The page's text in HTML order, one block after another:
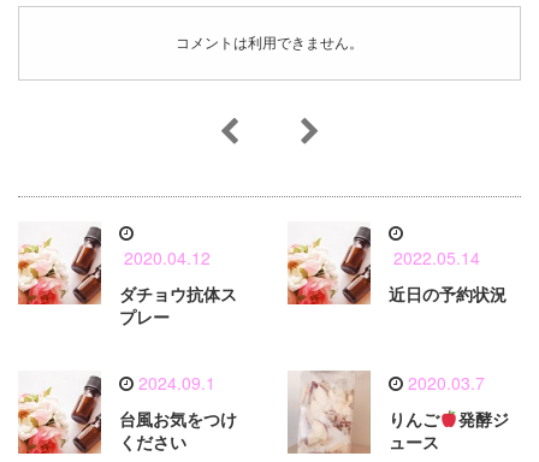
コメントは利用できません。
2020.04.12
ダチョウ抗体ス
プレー
2022.05.14
近日の予約状況
2024.09.1
台風お気をつけ
ください
2020.03.7
りんご
発酵ジ
ュース